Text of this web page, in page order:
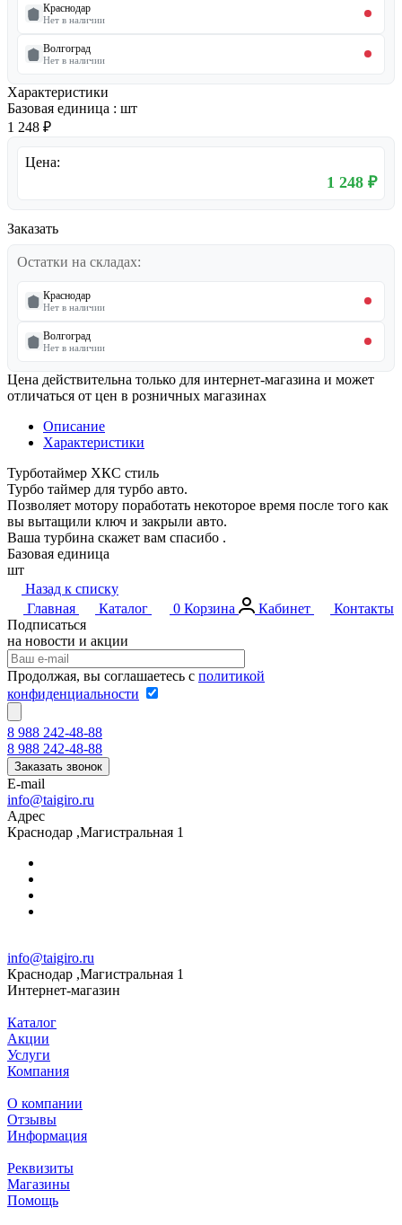
Краснодар
Нет в наличии
Волгоград
Нет в наличии
Характеристики
Базовая единица : шт
1 248 ₽
Цена:
1 248 ₽
Заказать
Остатки на складах:
Краснодар
Нет в наличии
Волгоград
Нет в наличии
Цена действительна только для интернет-магазина и может
отличаться от цен в розничных магазинах
Описание
Характеристики
Турботаймер ХКС стиль
Турбо таймер для турбо авто.
Позволяет мотору поработать некоторое время после того как
вы вытащили ключ и закрыли авто.
Ваша турбина скажет вам спасибо .
Базовая единица
шт
Назад к списку
Главная
Каталог 0 Корзина Кабинет
Контакты
Подписаться
на новости и акции
Продолжая, вы соглашаетесь с политикой
конфиденциальности
8 988 242-48-88
8 988 242-48-88
Заказать звонок
E-mail
info@taigiro.ru
Адрес
Краснодар ,Магистральная 1
info@taigiro.ru
Краснодар ,Магистральная 1
Интернет-магазин
Каталог
Акции
Услуги
Компания
О компании
Отзывы
Информация
Реквизиты
Магазины
Помощь